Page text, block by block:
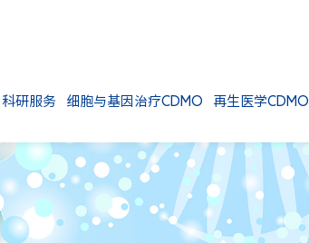
科研服务 细胞与基因治疗CDMO 再生医学CDMO